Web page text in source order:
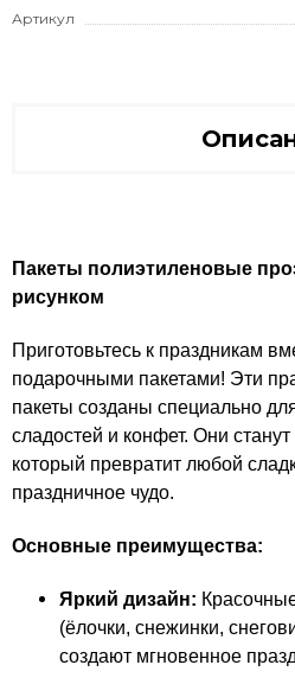
Артикул
Пакеты полиэтиленовые
рисунком
Приготовьтесь к праздникам
подарочными пакетами! Эти
пакеты созданы специально
сладостей и конфет. Они
который превратит любой
праздничное чудо.
Основные преимущества:
Яркий дизайн:
(ёлочки, снежинки,
создают мгновенное